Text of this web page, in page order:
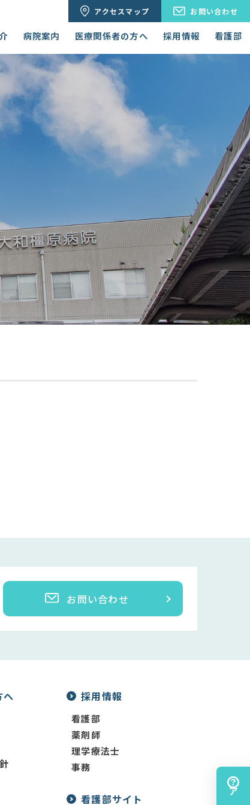
入院のご案内
患者様の権利と責任
眼科
臨床検査科
病院案内
病院概要・沿革
個人情報保護方針
医療関係者の方へ 採用情報 看護部
アクセスマップ お問い合わせ
お問い合わせ
へ
採用情報
看護部
薬剤師
理学療法士
事務
看護部サイト